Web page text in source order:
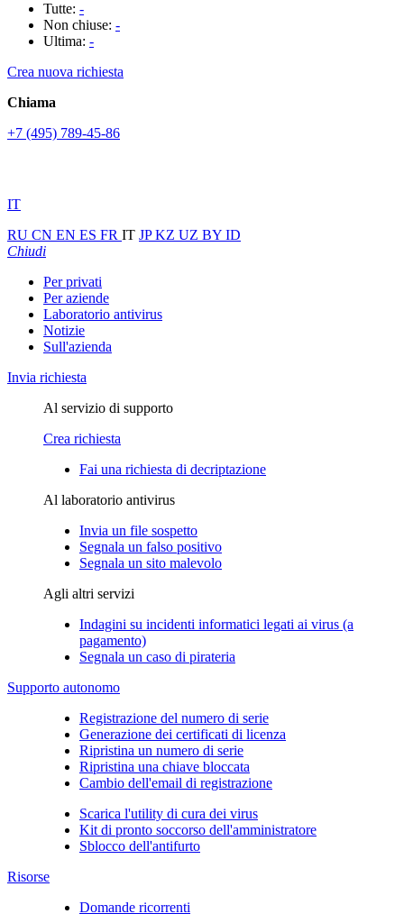
Tutte: -
Non chiuse: -
Ultima: -
Crea nuova richiesta
Chiama
+7 (495) 789-45-86
IT
RU CN EN ES FR IT JPKZ UZ BY ID
Chiudi
Per privati
Per aziende
Laboratorio antivirus
Notizie
Sull'azienda
Invia richiesta
Al servizio di supporto
Crea richiesta
Fai una richiesta di decriptazione
Al laboratorio antivirus
Invia un file sospetto
Segnala un falso positivo
Segnala un sito malevolo
Agli altri servizi
Indagini su incidenti informatici legati ai virus (a
pagamento)
Segnala un caso di pirateria
Supporto autonomo
Registrazione del numero di serie
Generazione dei certificati di licenza
Ripristina un numero di serie
Ripristina una chiave bloccata
Cambio dell'email di registrazione
Scarica l'utility di cura dei virus
Kit di pronto soccorso dell'amministratore
Sblocco dell'antifurto
Risorse
Domande ricorrenti